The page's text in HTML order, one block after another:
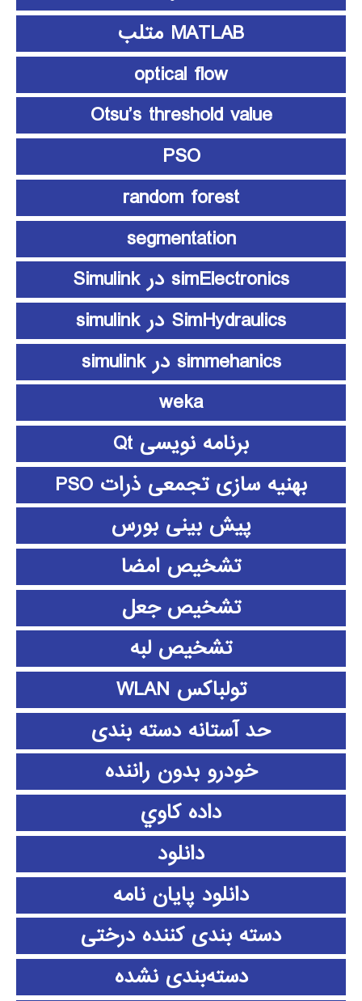
MATLAB متلب
optical flow
Otsu’s threshold value
PSO
random forest
segmentation
simElectronics در Simulink
SimHydraulics در simulink
simmehanics در simulink
weka
برنامه نویسی Qt
بهنیه سازی تجمعی ذرات PSO
پیش بینی بورس
تشخیص امضا
تشخیص جعل
تشخیص لبه
تولباکس WLAN
حد آستانه دسته بندی
خودرو بدون راننده
داده كاوي
دانلود
دانلود پايان نامه
دسته بندی کننده درختی
دسته‌بندی نشده